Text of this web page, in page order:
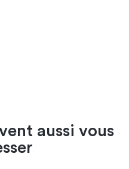
aussi vous